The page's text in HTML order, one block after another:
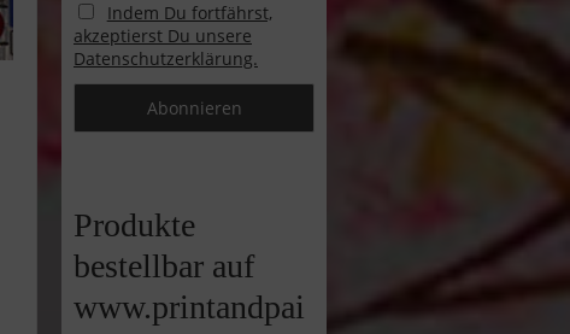
Indem Du fortfährst,
akzeptierst Du unsere
Datenschutzerklärung.
Produkte
bestellbar auf
www.printandpai